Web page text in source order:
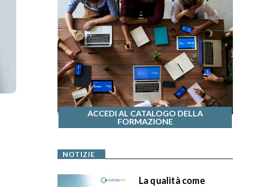
ACCEDI AL CATALOGO DELLA
FORMAZIONE
NOTIZIE
La qualità come